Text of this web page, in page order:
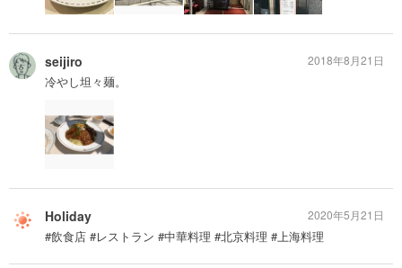
seijiro
冷やし坦々麺。
2018年8月21日
Holiday
#飲食店 #レストラン #中華料理 #北京料理 #上海料理
2020年5月21日